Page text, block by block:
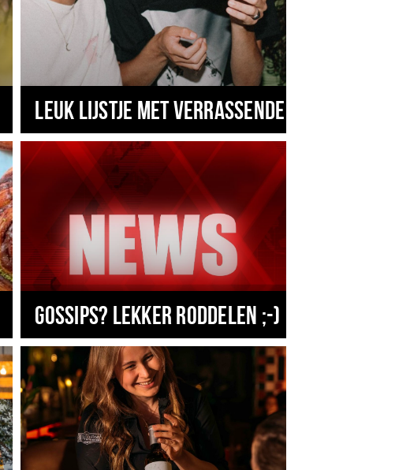
Leuk lijstje met verrassende zaken in
Gossips? Lekker roddelen ;-)